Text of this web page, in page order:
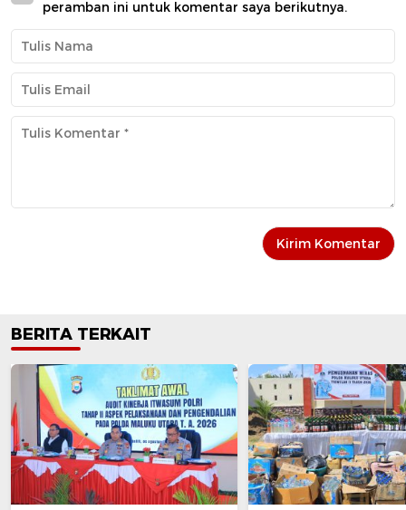
peramban ini untuk komentar saya berikutnya.
BERITA TERKAIT